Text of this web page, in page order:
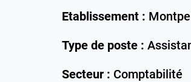
Etablissement :
Type de poste :
Secteur : Comptabilité